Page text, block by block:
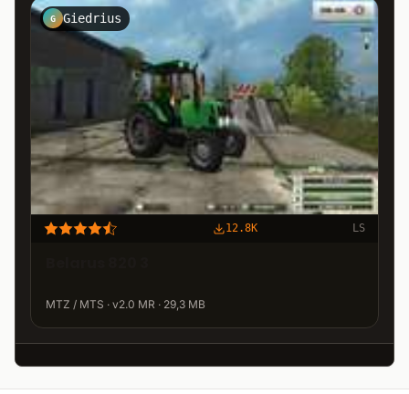
G Giedrius
12.8K LS
MTZ / MTS · v2.0 MR · 29,3 MB